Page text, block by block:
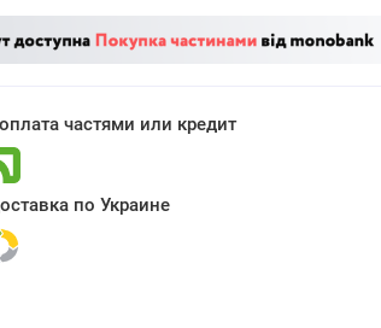
частями или кредит
по Украине